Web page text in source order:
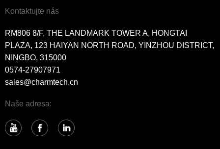
Kontaktujte nás
RM806 8/F, THE LANDMARK TOWER A, HONGTAI
PLAZA, 123 HAIYAN NORTH ROAD, YINZHOU DISTRICT,
NINGBO, 315000
0574-27907971
sales@charmtech.cn
Naše adresa: